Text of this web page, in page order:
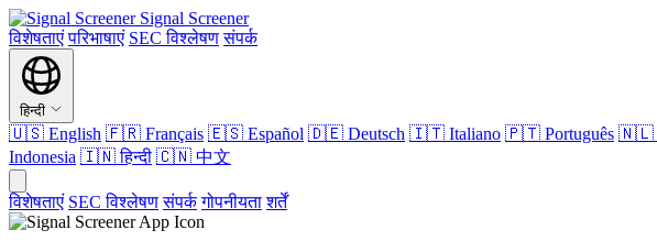
Signal Screener
विशेषताएं परिभाषाएं SEC विश्लेषण संपर्क
हिन्दी
🇺🇸 English 🇫🇷 Français 🇪🇸 Español 🇩🇪 Deutsch 🇮🇹 Italiano 🇵🇹 Português 🇳🇱
Indonesia 🇮🇳हिन्दी 🇨🇳 中文
विशेषताएं SEC विश्लेषण संपर्क गोपनीयता शर्तें